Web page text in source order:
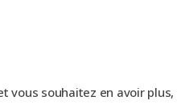
vous souhaitez en avoir plus,